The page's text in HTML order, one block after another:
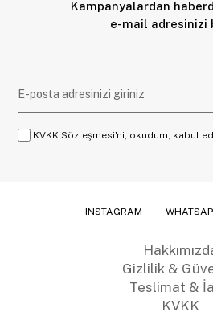
Kampanyalardan
e-mail adresinizi
KVKK Sözleşmesi'ni, okudum, kabul
INSTAGRAM
Gizlilik &
Teslimat &
KVKK